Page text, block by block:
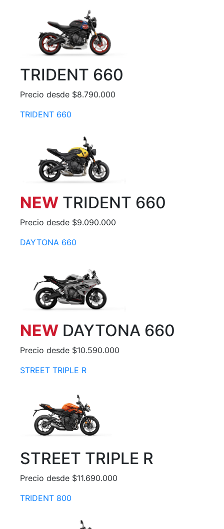
TRIDENT 660
Precio desde $8.790.000
TRIDENT 660
NEW TRIDENT 660
Precio desde $9.090.000
DAYTONA 660
NEW DAYTONA 660
Precio desde $10.590.000
STREET TRIPLE R
STREET TRIPLE R
Precio desde $11.690.000
TRIDENT 800